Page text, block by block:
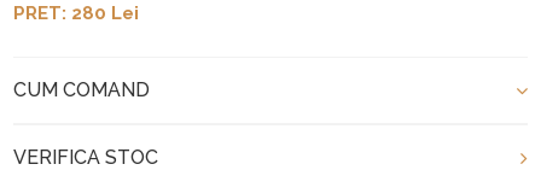
PRET: 280 Lei
CUM COMAND
VERIFICA STOC